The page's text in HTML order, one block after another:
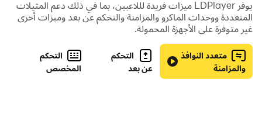
عليك العثور على الكلمات المبعثرة في الجدول وشطبها. في النهاية
تتبقى مجموعة احرف ورمز عليك معرفة وفك كلمه السر.
في هذه اللعبة هدفنا الى استعمال اللعبة بحالة استرخاء فلا يوجد
توقيت او نقاط. فاستمتع بوقتك مع عشرات المراحل.
يوفر LDPlayer ميزات فريدة لللاعبين، بما في ذلك دعم المثيلات
المتعددة ووحدات الماكرو والمزامنة والتحكم عن بعد وميزات أخرى
غير متوفرة على الأجهزة المحمولة.
متعدد النوافذ
والمزامنة
التحكم
عن بعد
التحكم
المخصص